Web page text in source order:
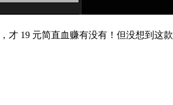
才 19 元简直血赚有没有！但没想到这款